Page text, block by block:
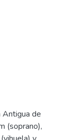
Antigua de
(soprano),